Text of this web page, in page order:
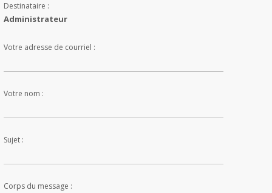
Destinataire :
Administrateur
Votre adresse de courriel :
Votre nom :
Sujet :
Corps du message :